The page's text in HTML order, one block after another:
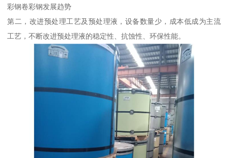
彩钢卷彩钢发展趋势
第二，改进预处理工艺及预处理液，设备数量少，成本低成为主流
工艺，不断改进预处理液的稳定性、抗蚀性、环保性能。